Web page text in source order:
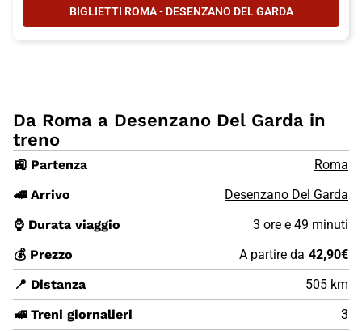
BIGLIETTI ROMA - DESENZANO DEL GARDA
Da Roma a Desenzano Del Garda in
treno
🚉 Partenza
Roma
🚄 Arrivo
Desenzano Del Garda
⌚ Durata viaggio
3 ore e 49 minuti
💰 Prezzo
A partire da 42,90€
📍 Distanza
505 km
🚅 Treni giornalieri
3